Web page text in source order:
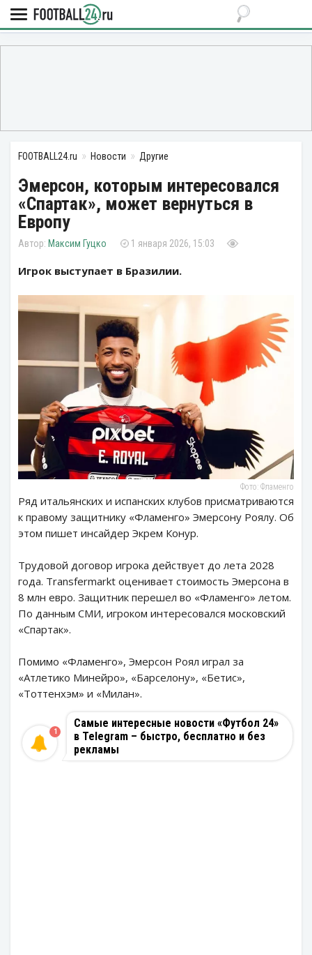
FOOTBALL24.ru Новости Другие
Эмерсон, которым интересовался
«Спартак», может вернуться в
Европу
Максим Гуцко 1 января 2026, 15:03
Игрок выступает в Бразилии.
Фото: Фламенго
Ряд итальянских и испанских клубов присматриваются
к правому защитнику «Фламенго» Эмерсону Роялу. Об
этом пишет инсайдер Экрем Конур.
Трудовой договор игрока действует до лета 2028
года. Transfermarkt оценивает стоимость Эмерсона в
8 млн евро. Защитник перешел во «Фламенго» летом.
По данным СМИ, игроком интересовался московский
«Спартак».
Помимо «Фламенго», Эмерсон Роял играл за
«Атлетико Минейро», «Барселону», «Бетис»,
«Тоттенхэм» и «Милан».
Самые интересные новости «Футбол 24»
в Telegram – быстро, бесплатно и без
рекламы
1